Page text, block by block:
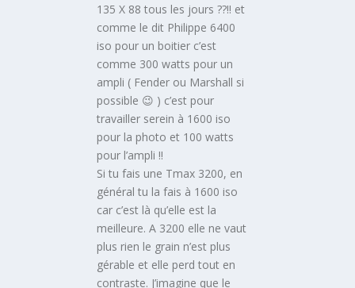
135 X 88 tous les jours ??!! et
comme le dit Philippe 6400
iso pour un boitier c’est
comme 300 watts pour un
ampli ( Fender ou Marshall si
possible 😉 ) c’est pour
travailler serein à 1600 iso
pour la photo et 100 watts
pour l’ampli !!
Si tu fais une Tmax 3200, en
général tu la fais à 1600 iso
car c’est là qu’elle est la
meilleure. A 3200 elle ne vaut
plus rien le grain n’est plus
gérable et elle perd tout en
contraste. J’imagine que le